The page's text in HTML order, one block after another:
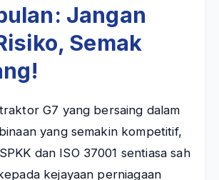
Jangan
Semak
G7 yang bersaing dalam
yang semakin kompetitif,
dan ISO 37001 sentiasa sah
kejayaan perniagaan